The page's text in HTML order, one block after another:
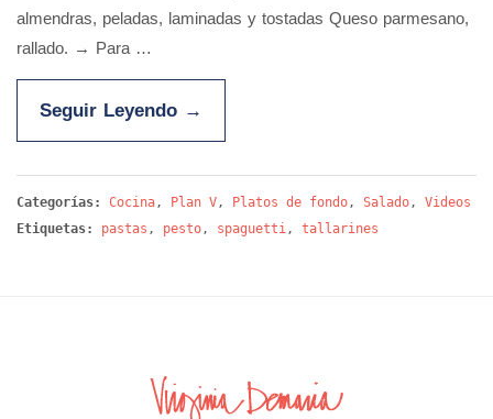
almendras, peladas, laminadas y tostadas Queso parmesano,
rallado. → Para …
Seguir Leyendo →
Categorías: Cocina , Plan V , Platos de fondo , Salado , Videos
Etiquetas:
pastas , pesto , spaguetti , tallarines